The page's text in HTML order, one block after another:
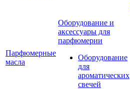
Парфюмерные
масла
Оборудование и
аксессуары для
парфюмерии
Оборудование
для
ароматических
свечей